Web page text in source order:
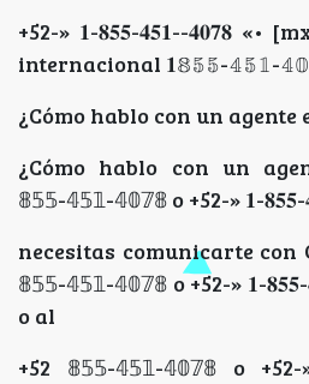
+52-» 𝟏-𝟖𝟓𝟓-𝟒𝟓𝟏--𝟒𝟎𝟕𝟖 «•
internacional 𝟏𝟠𝟝𝟝-𝟜𝟝𝟙-
¿Cómo hablo con un agente
¿Cómo hablo con un
𝟠𝟝𝟝-𝟜𝟝𝟙-𝟜𝟘𝟟𝟠 o +52-» 𝟏-𝟖𝟓𝟓-
necesitas comunicarte con
𝟠𝟝𝟝-𝟜𝟝𝟙-𝟜𝟘𝟟𝟠 o +52-» 𝟏-
o al
+52 𝟠𝟝𝟝-𝟜𝟝𝟙-𝟜𝟘𝟟𝟠 o +52-